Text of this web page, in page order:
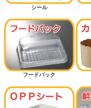
シール
フードパック